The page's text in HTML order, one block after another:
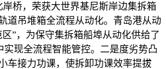
桥，荣获大世界基尼斯岸边集拆箱
道吊堆箱全流程从动化。青岛港从动
”，为保守集拆箱船埠从动化供给了
现全流程智能管控。二是度劣势凸
车接力功课，使拆卸功课效率提拔